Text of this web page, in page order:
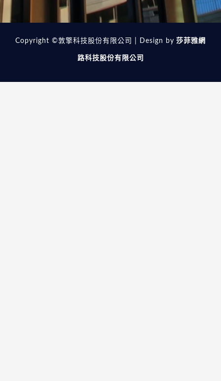
Copyright ©敦擎科技股份有限公司 | Design by 莎菲雅網
路科技股份有限公司